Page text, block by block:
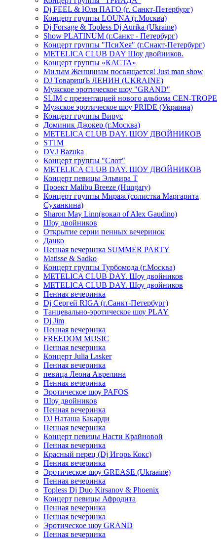
Dj FEEL & Юля ПАГО (г. Санкт-Петербург)
Концерт группы LOUNA (г.Москва)
Dj Forsage & Topless Dj Aurika (Ukraine)
Show PLATINUM (г.Санкт - Петербург)
Концерт группы "ПсиХея" (г.Снакт-Петербург)
METELICA CLUB DAY Шоу двойников.
Концерт группы «КАСТА»
Милым Женщинам посвящается! Just man show
DJ ТоварищЪ ЛЕНИН (UKRAINE)
Мужское эротическое шоу "GRAND"
SLIM с презентацией нового альбома CEN-TROPE
Мужское эротическое шоу PRIDE (Украина)
Концерт группы Вирус
Доминик Джокер (г.Москва)
METELICA CLUB DAY. ШОУ ДВОЙНИКОВ
ST1M
DVJ Bazuka
Концерт группы "Слот"
METELICA CLUB DAY. ШОУ ДВОЙНИКОВ
Концерт певицы Эльвира Т
Проект Malibu Breeze (Hungary)
Концерт группы Мираж (солистка Маргарита
Суханкина)
Sharon May Linn(вокал of Alex Gaudino)
Шоу двойников
Открытие серии пенных вечеринок
Данко
Пенная вечеринка SUMMER PARTY
Matisse & Sadko
Концерт группы Турбомода (г.Москва)
METELICA CLUB DAY. Шоу двойников
METELICA CLUB DAY. Шоу двойников
Пенная вечеринка
Dj Сергей RIGA (г.Санкт-Петербург)
Танцевально-эротическое шоу PLAY
Dj Jim
Пенная вечеринка
FREEDOM MUSIC
Пенная вечеринка
Концерт Julia Lasker
Пенная вечеринка
певица Леона Аврелина
Пенная вечеринка
Эротическое шоу PAFOS
Шоу двойников
Пенная вечеринка
DJ Наташа Бакарди
Пенная вечеринка
Концерт певицы Насти Крайновой
Пенная вечеринка
Красный перец (Dj Игорь Кокс)
Пенная вечеринка
Эротическое шоу GREASE (Ukraaine)
Пенная вечеринка
Topless Dj Duo Kirsanov & Phoenix
Концерт певицы Афродита
Пенная вечеринка
Пенная вечеринка
Эротическое шоу GRAND
Пенная вечеринка